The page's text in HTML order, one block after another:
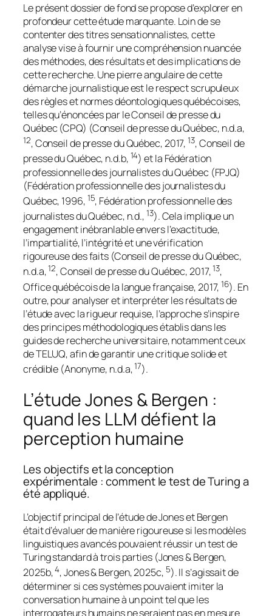
Le présent dossier de fond se propose d’explorer en
profondeur cette étude marquante. Loin de se
contenter des titres sensationnalistes, cette
analyse vise à fournir une compréhension nuancée
des méthodes, des résultats et des implications de
cette recherche. Une pierre angulaire de cette
démarche journalistique est le respect scrupuleux
des règles et normes déontologiques québécoises,
telles qu’énoncées par le Conseil de presse du
Québec (CPQ) (Conseil de presse du Québec, n.d.a,
12, Conseil de presse du Québec, 2017, 13, Conseil de
presse du Québec, n.d.b, 14) et la Fédération
professionnelle des journalistes du Québec (FPJQ)
(Fédération professionnelle des journalistes du
Québec, 1996, 15, Fédération professionnelle des
journalistes du Québec, n.d., 13). Cela implique un
engagement inébranlable envers l’exactitude,
l’impartialité, l’intégrité et une vérification
rigoureuse des faits (Conseil de presse du Québec,
n.d.a,12, Conseil de presse du Québec, 2017,13,
Office québécois de la langue française, 2017, 16). En
outre, pour analyser et interpréter les résultats de
l’étude avec la rigueur requise, l’approche s’inspire
des principes méthodologiques établis dans les
guides de recherche universitaire, notamment ceux
de TELUQ, afin de garantir une critique solide et
crédible (Anonyme, n.d.a,17).
L’étude Jones & Bergen :
quand les LLM défient la
perception humaine
Les objectifs et la conception
expérimentale : comment le test de Turing a
été appliqué.
L’objectif principal de l’étude de Jones et Bergen
était d’évaluer de manière rigoureuse si les modèles
linguistiques avancés pouvaient réussir un test de
Turing standard à trois parties (Jones & Bergen,
2025b,4, Jones & Bergen, 2025c, 5). Il s’agissait de
déterminer si ces systèmes pouvaient imiter la
conversation humaine à un point tel que les
interrogateurs humains ne seraient pas en mesure